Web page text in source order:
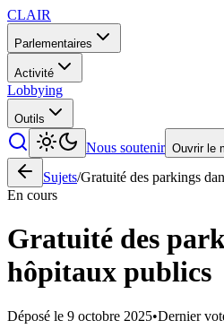
CLAIR
Parlementaires
Activité
Lobbying
Outils
Nous soutenir Ouvrir le
Sujets/Gratuité des parkings
En cours
Gratuité des
hôpitaux publics
Déposé le 9 octobre 2025•Dernier